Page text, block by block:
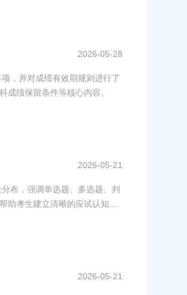
2026-05-28
，并对成绩有效期规则进行了
成绩保留条件等核心内容。
2026-05-21
布，强调单选题、多选题、判
助考生建立清晰的应试认知框
2026-05-21